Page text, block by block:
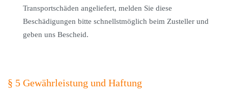
Transportschäden angeliefert, melden Sie diese
Beschädigungen bitte schnellstmöglich beim Zusteller und
geben uns Bescheid.
§ 5 Gewährleistung und Haftung